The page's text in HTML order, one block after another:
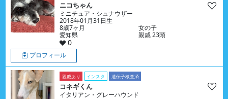
ニコちゃん
ミニチュア・シュナウザー
2018年01月31日生
8歳7ヶ月
女の子
愛知県
親戚 23頭
0
プロフィール
親戚あり インスタ 遺伝子検査済
コネギくん
イタリアン・グレーハウンド